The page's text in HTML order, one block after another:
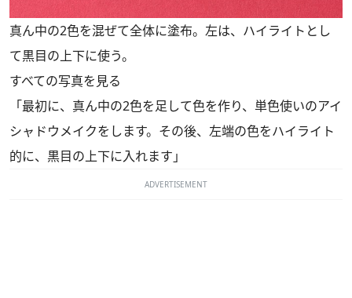
真ん中の2色を混ぜて全体に塗布。左は、ハイライトとし
て黒目の上下に使う。
すべての写真を見る
「最初に、真ん中の2色を足して色を作り、単色使いのアイ
シャドウメイクをします。その後、左端の色をハイライト
的に、黒目の上下に入れます」
ADVERTISEMENT